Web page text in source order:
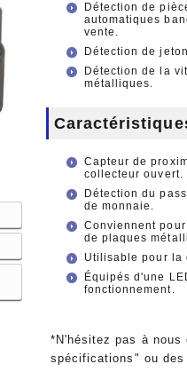
Détection de
automatiques
vente.
Détection de
Détection de la
métalliques.
Capteur de
collecteur ouvert.
Détection du
de monnaie.
Conviennent
de plaques
Utilisable pour la
Équipés d'une
fonctionnement.
*N'hésitez pas à nous
spécifications" ou